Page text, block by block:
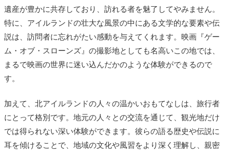
遺産が豊かに共存しており、訪れる者を魅了してやみません。
特に、アイルランドの壮大な風景の中にある文学的な要素や伝
説は、訪問者に忘れがたい感動を与えてくれます。映画『ゲー
ム・オブ・スローンズ』の撮影地としても名高いこの地では、
まるで映画の世界に迷い込んだかのような体験ができるので
す。
加えて、北アイルランドの人々の温かいおもてなしは、旅行者
にとって格別です。地元の人々との交流を通じて、観光地だけ
では得られない深い体験ができます。彼らの語る歴史や伝説に
耳を傾けることで、地域の文化や風習をより深く理解し、親密